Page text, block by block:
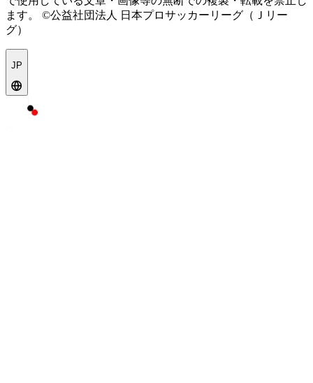
ます。
©公益社団法人 日本プロサッカーリーグ（Ｊリー
グ）
JP